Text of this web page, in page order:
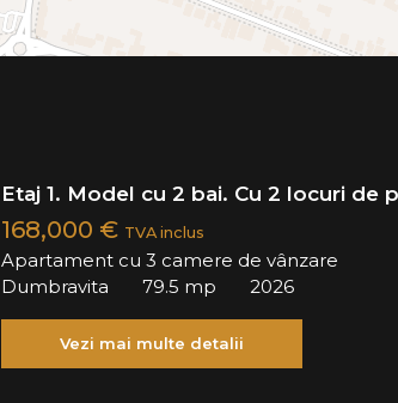
Etaj 1. Model cu 2 bai. Cu 2 locuri de
168,000 € TVA inclus
Apartament cu 3 camere de vânzare
Dumbravita
79.5 mp 2026
Vezi mai multe detalii